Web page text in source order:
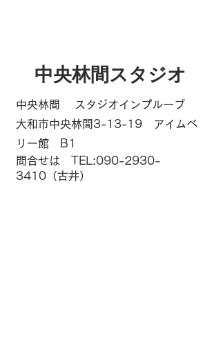
中央林間スタジオ
中央林間 スタジオインプルーブ
大和市中央林間3-13-19 アイムベ
リー館 B1
問合せは TEL:090-2930-
3410 （古井）